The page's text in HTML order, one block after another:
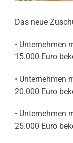
Das neue
• Unternehmen
15.000 Euro
• Unternehmen
20.000 Euro
• Unternehmen
25.000 Euro